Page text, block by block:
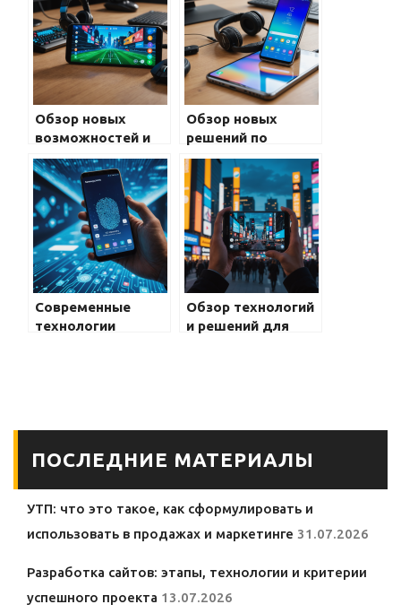
Обзор новых
возможностей и
решений для игр в
Samsung Galaxy:
инновации,
которые меняют
игровой опыт
Обзор новых
решений по
улучшению звука и
аудио в Samsung
Galaxy:
инновационные
технологии
будущего
Современные
технологии
Обзор технологий
и решений для
ПОСЛЕДНИЕ МАТЕРИАЛЫ
УТП: что это такое, как сформулировать и
использовать в продажах и маркетинге 31.07.2026
Разработка сайтов: этапы, технологии и критерии
успешного проекта 13.07.2026